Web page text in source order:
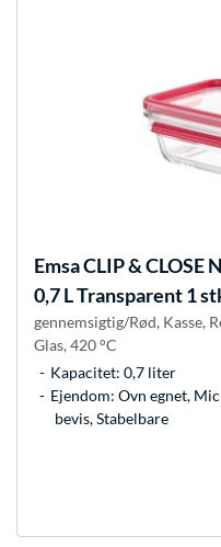
EmsaCLIP & CLOSE
0,7 L Transparent 1
gennemsigtig/Rød, Kasse,
Glas, 420 °C
Kapacitet: 0,7 liter
Ejendom: Ovn egnet,
bevis, Stabelbare